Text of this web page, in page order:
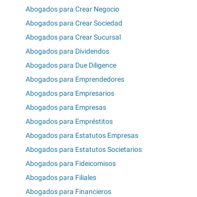
Abogados para Crear Negocio
Abogados para Crear Sociedad
Abogados para Crear Sucursal
Abogados para Dividendos
Abogados para Due Diligence
Abogados para Emprendedores
Abogados para Empresarios
Abogados para Empresas
Abogados para Empréstitos
Abogados para Estatutos Empresas
Abogados para Estatutos Societarios
Abogados para Fideicomisos
Abogados para Filiales
Abogados para Financieros